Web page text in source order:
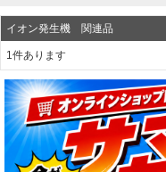
イオン発生機 関連品
1件あります